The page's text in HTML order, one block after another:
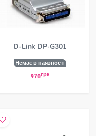
D-Link DP-G301
Немає в наявності
970грн